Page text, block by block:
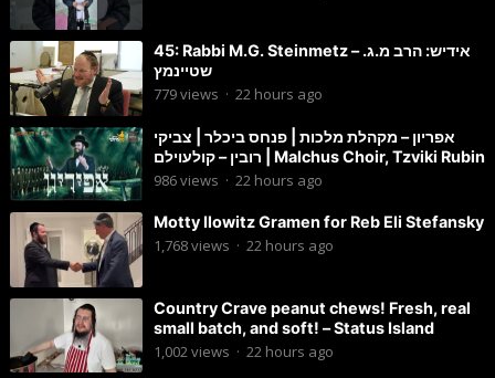
45: Rabbi M.G. Steinmetz – אידיש: הרב מ.ג.
שטיינמץ
779views · 22 hours ago
אפריון – מקהלת מלכות | פנחס ביכלר | צביקי
רובין – קולעוילם | Malchus Choir, Tzviki Rubin
986views · 22 hours ago
Motty Ilowitz Gramen for Reb Eli Stefansky
1,768views · 22 hours ago
Country Crave peanut chews! Fresh, real
small batch, and soft! – Status Island
1,002views · 22 hours ago